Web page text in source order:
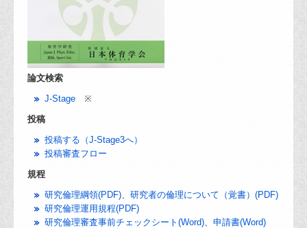
論文検索
J-Stage ※
投稿
投稿する（J-Stage3へ）
投稿審査フロー
規程
研究倫理綱領(PDF)
研究者の倫理について（覚書）(PDF)
研究倫理運用規程(PDF)
研究倫理審査事前チェックシート(Word)
申請書(Word)